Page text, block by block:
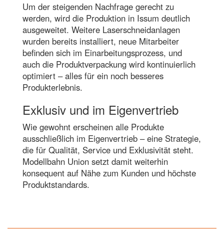
Um der steigenden Nachfrage gerecht zu
werden, wird die Produktion in Issum deutlich
ausgeweitet. Weitere Laserschneidanlagen
wurden bereits installiert, neue Mitarbeiter
befinden sich im Einarbeitungsprozess, und
auch die Produktverpackung wird kontinuierlich
optimiert – alles für ein noch besseres
Produkterlebnis.
Exklusiv und im Eigenvertrieb
Wie gewohnt erscheinen alle Produkte
ausschließlich im Eigenvertrieb – eine Strategie,
die für Qualität, Service und Exklusivität steht.
Modellbahn Union setzt damit weiterhin
konsequent auf Nähe zum Kunden und höchste
Produktstandards.